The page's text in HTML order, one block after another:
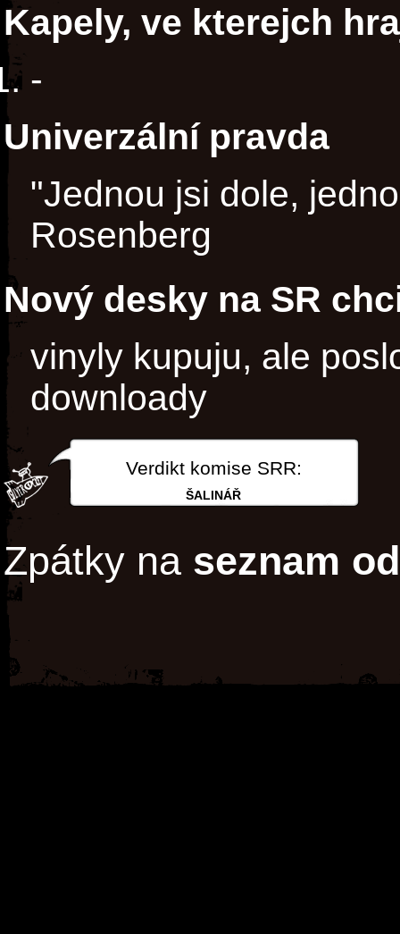
Kapely, ve kterejch
-
Univerzální pravda
"Jednou jsi dole,
Rosenberg
Nový desky na SR
vinyly kupuju, ale
downloady
Verdikt komise SRR:
ŠALINÁŘ
Zpátky na seznam